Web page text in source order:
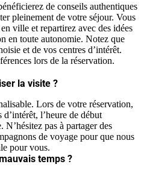
de conseils authentiques
pleinement de votre séjour. Vous
ville et repartirez avec des idées
en toute autonomie. Notez que
et de vos centres d’intérêt.
lors de la réservation.
la visite ?
Lors de votre réservation,
l’heure de début
pas à partager des
de voyage pour que nous
pour vous.
temps ?